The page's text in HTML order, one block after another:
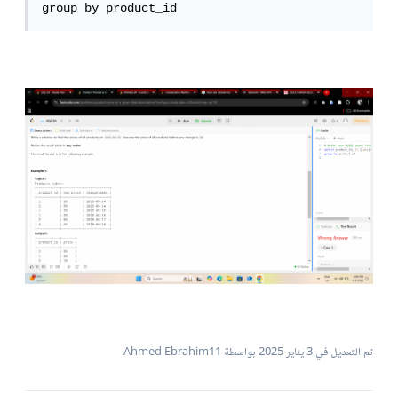
group by product_id
تم التعديل في3 يناير 2025 بواسطة Ahmed Ebrahim11